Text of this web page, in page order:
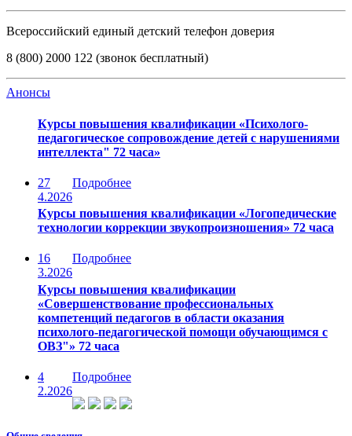
Всероссийский единый детский телефон доверия
8 (800) 2000 122 (звонок бесплатный)
Анонсы
Курсы повышения квалификации «Психолого-
педагогическое сопровождение детей с нарушениями
интеллекта" 72 часа»
27
4.2026
Подробнее
Курсы повышения квалификации «Логопедические
технологии коррекции звукопроизношения» 72 часа
16
3.2026
Подробнее
Курсы повышения квалификации
«Совершенствование профессиональных
компетенций педагогов в области оказания
психолого-педагогической помощи обучающимся с
ОВЗ"» 72 часа
4
2.2026
Подробнее